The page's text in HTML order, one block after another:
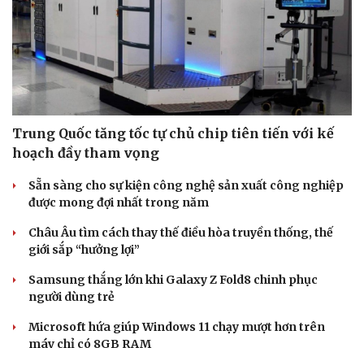
Trung Quốc tăng tốc tự chủ chip tiên tiến với kế
hoạch đầy tham vọng
Sẵn sàng cho sự kiện công nghệ sản xuất công nghiệp
được mong đợi nhất trong năm
Châu Âu tìm cách thay thế điều hòa truyền thống, thế
giới sắp “hưởng lợi”
Samsung thắng lớn khi Galaxy Z Fold8 chinh phục
người dùng trẻ
Microsoft hứa giúp Windows 11 chạy mượt hơn trên
máy chỉ có 8GB RAM